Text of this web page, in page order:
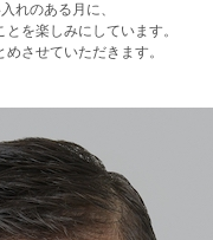
れのある月に、
を楽しみにしています。
させていただきます。